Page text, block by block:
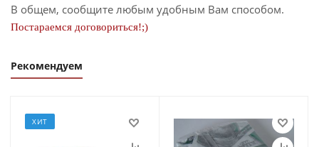
В общем, сообщите любым удобным Вам способом.
Постараемся договориться!;)
Рекомендуем
ХИТ